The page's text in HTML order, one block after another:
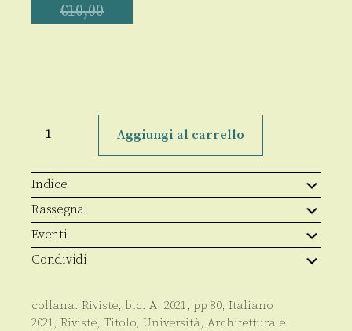
€10,00
Nuova
anno
XI
(XXXII)
–
N.
22
(83)
Estate
quantità
Aggiungi al carrello
Indice
Rassegna
Eventi
Condividi
collana: Riviste, bic: A, 2021, pp 80, Italiano
2021, Riviste, Titolo, Università, Architettura e